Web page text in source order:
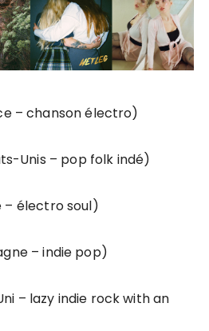
– chanson électro)
Unis – pop folk indé)
– électro soul)
– indie pop)
– lazy indie rock with an